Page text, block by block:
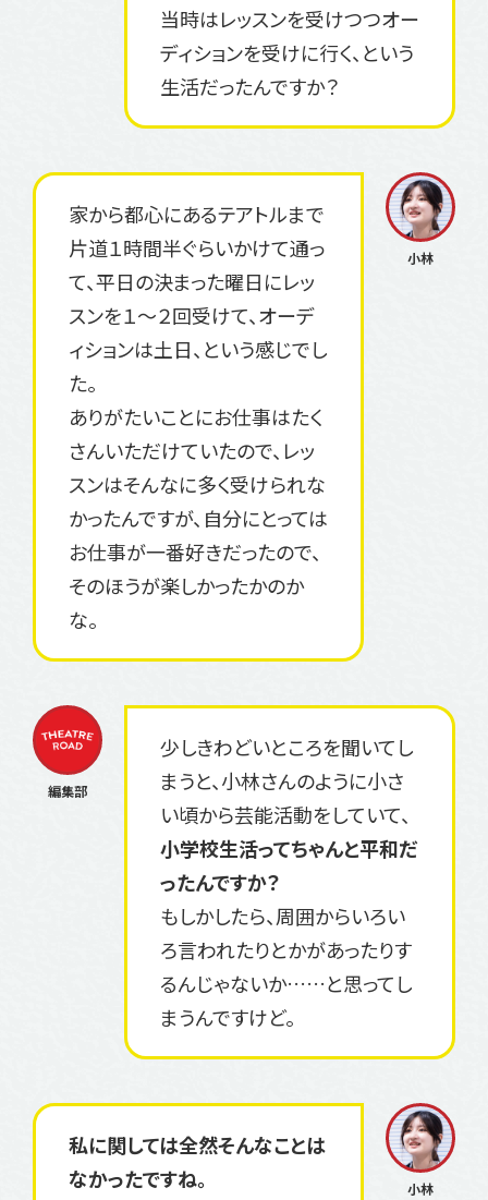
当時はレッスンを受けつつオー
ディションを受けに行く、という
生活だったんですか？
家から都心にあるテアトルまで
片道１時間半ぐらいかけて通っ
て、平日の決まった曜日にレッ
スンを１〜２回受けて、オーデ
ィションは土日、という感じでし
た。
ありがたいことにお仕事はたく
さんいただけていたので、レッ
スンはそんなに多く受けられな
かったんですが、自分にとっては
お仕事が一番好きだったので、
そのほうが楽しかったかのか
な。
少しきわどいところを聞いてし
まうと、小林さんのように小さ
い頃から芸能活動をしていて、
小学校生活ってちゃんと平和だ
ったんですか？
もしかしたら、周囲からいろい
ろ言われたりとかがあったりす
るんじゃないか……と思ってし
まうんですけど。
私に関しては全然そんなことは
なかったですね。